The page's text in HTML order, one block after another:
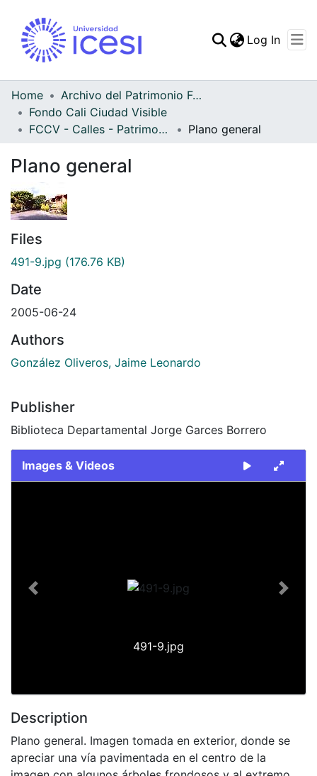
Log In
Home
Archivo del Patrimonio Fotográfico y Fílmico del Valle del Cauca
Fondo Cali Ciudad Visible
FCCV - Calles - Patrimonial
Plano general
Plano general
Files
491-9.jpg (176.76 KB)
Date
2005-06-24
Authors
González Oliveros, Jaime Leonardo
Publisher
Biblioteca Departamental Jorge Garces Borrero
Images & Videos
491-9.jpg
Previous Next
Description
Plano general. Imagen tomada en exterior, donde se
apreciar una vía pavimentada en el centro de la